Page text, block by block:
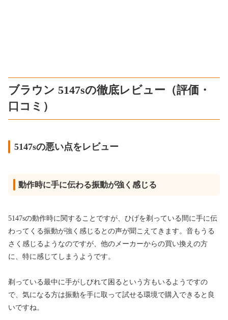
ブラウン 5147sの徹底レビュー（評価・
口コミ）
5147sの悪い点をレビュー
動作時に手に伝わる振動が強く感じる
5147sの動作時に関することですが、ひげを剃っている間に手に伝
わってくる振動が強く感じるとの声が聞こえてきます。音もうる
さく感じるようなのですが、他のメーカーからの買い換えの方
に、特に感じてしまうようです。
剃っている最中に手がしびれて困るという方もいるようですの
で、気になる方は振動を手に取って試せる環境で購入できると良
いですね。